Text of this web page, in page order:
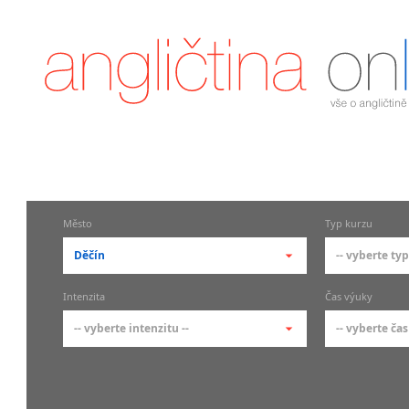
Město
Děčín
-- vyberte město --
pražské městské části
Typ kurzu
-- vyberte
-- vyberte
Intenzita
-- vyberte intenzitu --
Čas výuky
-- vyberte